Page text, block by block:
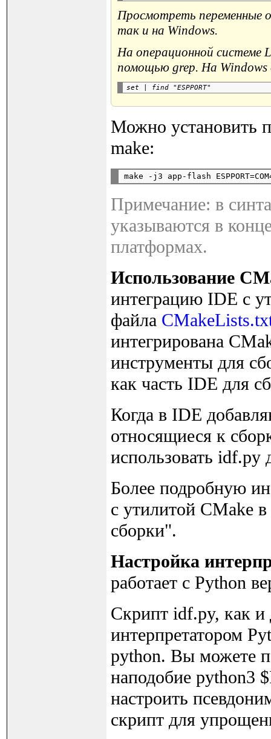
Просмотреть переменные
так и на Windows.
На операционной
помощью grep. На
Можно установить
make:
Примечание: в
указываются в
платформах.
Использование
интеграцию IDE с
файла
интегрирована
инструменты для
как часть IDE для
Когда в IDE
относящиеся к
использовать idf.py
Более подробную
с утилитой CMake
сборки".
Настройка
работает с Python
Скрипт idf.py, как и
интерпретатором
python. Вы можете
наподобие python3
настроить
скрипт для